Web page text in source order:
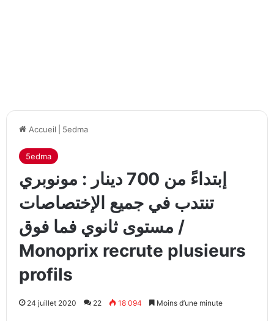
Accueil 5edma
5edma
إبتداءً من 700 دينار : مونوبري
تنتدب في جميع الإختصاصات
مستوى ثانوي فما فوق /
Monoprix recrute plusieurs
profils
24 juillet 2020 22 18 094 Moins d’une minute